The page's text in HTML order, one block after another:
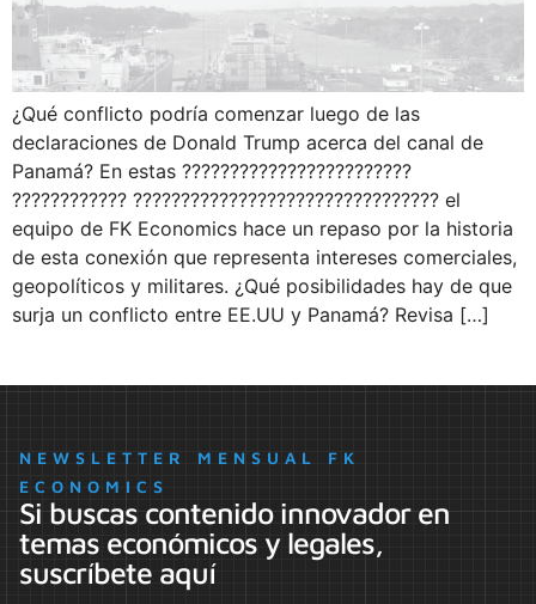
¿Qué conflicto podría comenzar luego de las
declaraciones de Donald Trump acerca del canal de
Panamá? En estas ????????????????????????
???????????? ???????????????????????????????? el
equipo de FK Economics hace un repaso por la historia
de esta conexión que representa intereses comerciales,
geopolíticos y militares. ¿Qué posibilidades hay de que
surja un conflicto entre EE.UU y Panamá? Revisa […]
NEWSLETTER MENSUAL FK
ECONOMICS
Si buscas contenido innovador en
temas económicos y legales,
suscríbete aquí